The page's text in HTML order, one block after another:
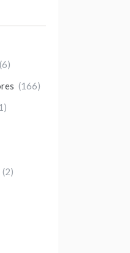
(6)
(166)
(2)